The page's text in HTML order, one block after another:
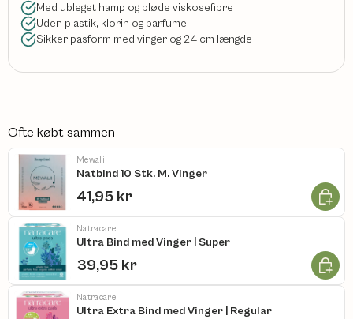
Med ubleget hamp og bløde viskosefibre
Uden plastik, klorin og parfume
Sikker pasform med vinger og 24 cm længde
Ofte købt sammen
Mewalii
Natbind 10 Stk. M. Vinger
41,95 kr Læg i
Natracare
Ultra Bind med Vinger | Super
39,95 kr Læg i
Natracare
Ultra Extra Bind med Vinger | Regular